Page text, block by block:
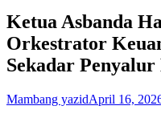
Ketua Asbanda
Orkestrator
Sekadar Penyalur
Mambang yazidApril 16,